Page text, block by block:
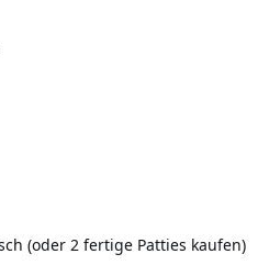
(oder 2 fertige Patties kaufen)